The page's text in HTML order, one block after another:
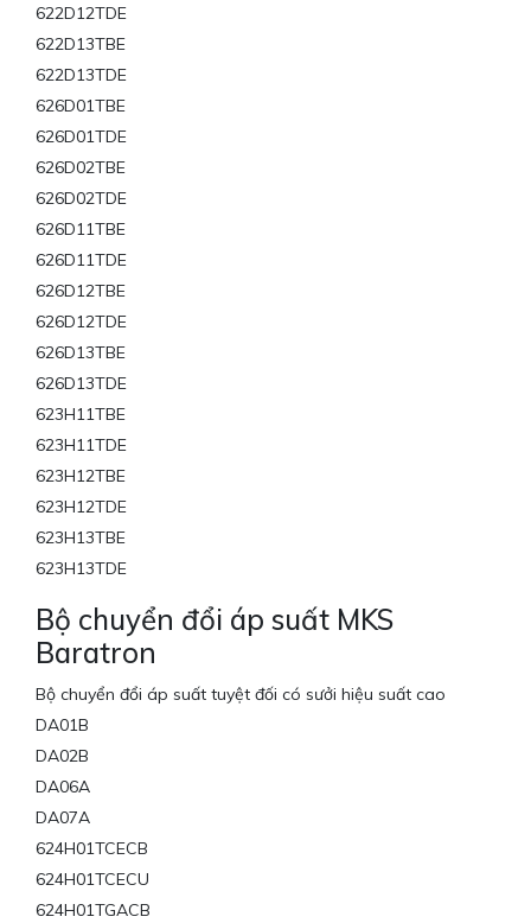
622D12TDE
622D13TBE
622D13TDE
626D01TBE
626D01TDE
626D02TBE
626D02TDE
626D11TBE
626D11TDE
626D12TBE
626D12TDE
626D13TBE
626D13TDE
623H11TBE
623H11TDE
623H12TBE
623H12TDE
623H13TBE
623H13TDE
Bộ chuyển đổi áp suất MKS
Baratron
Bộ chuyển đổi áp suất tuyệt đối có sưởi hiệu suất cao
DA01B
DA02B
DA06A
DA07A
624H01TCECB
624H01TCECU
624H01TGACB